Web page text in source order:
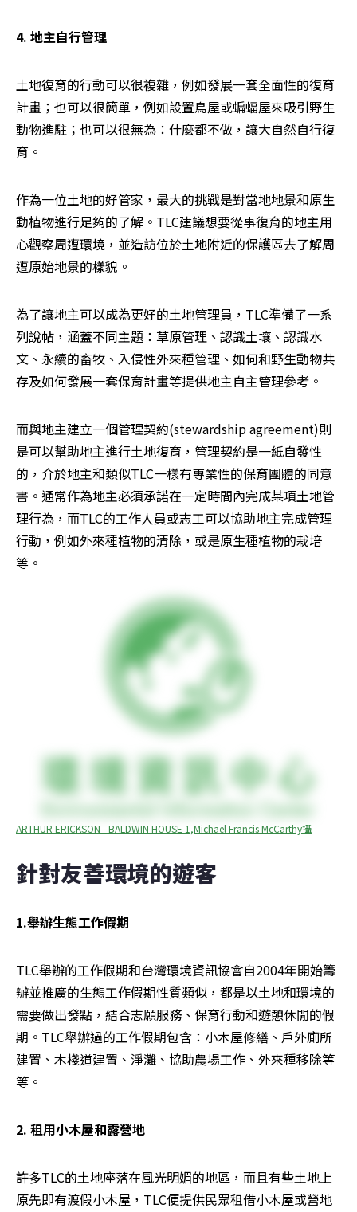
4. 地主自行管理
土地復育的行動可以很複雜，例如發展一套全面性的復育
計畫；也可以很簡單，例如設置鳥屋或蝙蝠屋來吸引野生
動物進駐；也可以很無為：什麼都不做，讓大自然自行復
育。
作為一位土地的好管家，最大的挑戰是對當地地景和原生
動植物進行足夠的了解。TLC建議想要從事復育的地主用
心觀察周遭環境，並造訪位於土地附近的保護區去了解周
遭原始地景的樣貌。
為了讓地主可以成為更好的土地管理員，TLC準備了一系
列說帖，涵蓋不同主題：草原管理、認識土壤、認識水
文、永續的畜牧、入侵性外來種管理、如何和野生動物共
存及如何發展一套保育計畫等提供地主自主管理參考。
而與地主建立一個管理契約(stewardship agreement)則
是可以幫助地主進行土地復育，管理契約是一紙自發性
的，介於地主和類似TLC一樣有專業性的保育團體的同意
書。通常作為地主必須承諾在一定時間內完成某項土地管
理行為，而TLC的工作人員或志工可以協助地主完成管理
行動，例如外來種植物的清除，或是原生種植物的栽培
等。
ARTHUR ERICKSON - BALDWIN HOUSE 1,Michael Francis McCarthy攝
針對友善環境的遊客
1.舉辦生態工作假期
TLC舉辦的工作假期和台灣環境資訊協會自2004年開始籌
辦並推廣的生態工作假期性質類似，都是以土地和環境的
需要做出發點，結合志願服務、保育行動和遊憩休閒的假
期。TLC舉辦過的工作假期包含：小木屋修繕、戶外廁所
建置、木棧道建置、淨灘、協助農場工作、外來種移除等
等。
2. 租用小木屋和露營地
許多TLC的土地座落在風光明媚的地區，而且有些土地上
原先即有渡假小木屋，TLC便提供民眾租借小木屋或營地